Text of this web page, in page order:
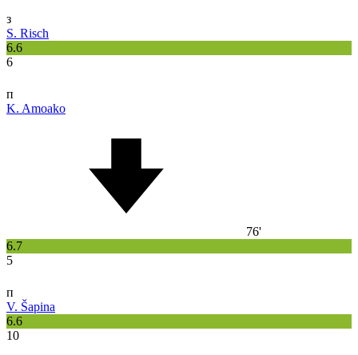
з
S. Risch
6.6
6
п
K. Amoako
76'
6.7
5
п
V. Šapina
6.6
10